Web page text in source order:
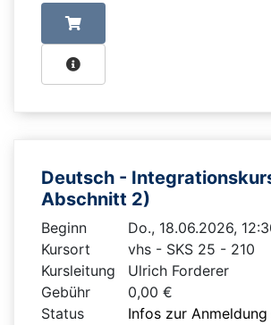
Deutsch -
Abschnitt 2)
Beginn
Do., 18.06.2026,
Kursort
vhs - SKS 25 - 210
Kursleitung
Ulrich Forderer
Gebühr
0,00 €
Status
Infos zur Anmeldung